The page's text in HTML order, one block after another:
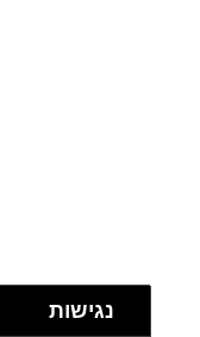
נגישות